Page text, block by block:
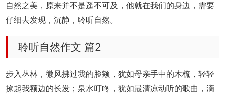
自然之美，原来并不是遥不可及，他就在我们的身边，需要
仔细去发现，沉静，聆听自然。
聆听自然作文 篇2
步入丛林，微风拂过我的脸颊，犹如母亲手中的木梳，轻轻
撩起我额边的长发；泉水叮咚，犹如最清凉动听的歌曲，滴